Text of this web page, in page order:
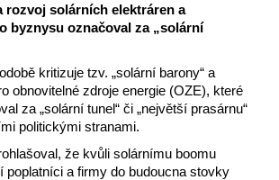
rozvoj solárních elektráren a
byznysu označoval za „solární
kritizuje tzv. „solární barony“ a
obnovitelné zdroje energie (OZE), které
za „solární tunel“ či „největší prasárnu“
politickými stranami.
že kvůli solárnímu boomu
poplatníci a firmy do budoucna stovky